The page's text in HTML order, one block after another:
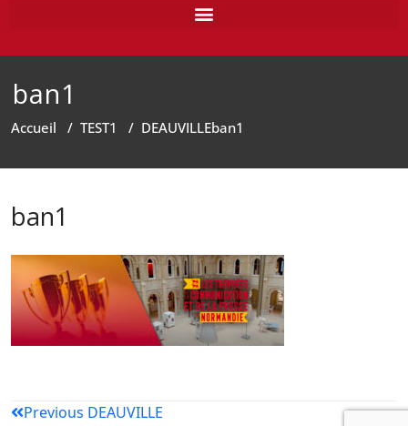
ban1
Accueil / TEST1 / DEAUVILLEban1
ban1
Previous DEAUVILLE